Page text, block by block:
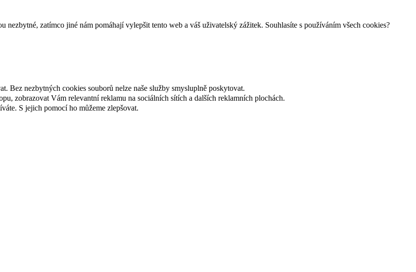
zatímco jiné nám pomáhají vylepšit tento web a váš uživatelský zážitek. Souhlasíte s používáním všech cookies?
Bez nezbytných cookies souborů nelze naše služby smysluplně poskytovat.
zobrazovat Vám relevantní reklamu na sociálních sítích a dalších reklamních plochách.
S jejich pomocí ho můžeme zlepšovat.